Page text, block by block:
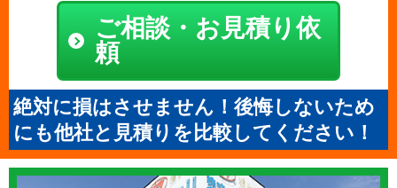
ご相談・お見積り依
頼
絶対に損はさせません！後悔しないため
にも他社と見積りを比較してください！